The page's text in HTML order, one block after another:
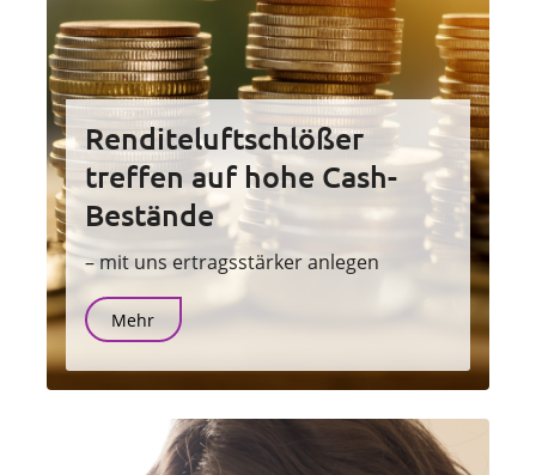
Renditeluftschlößer
treffen auf hohe Cash-
Bestände
– mit uns ertragsstärker anlegen
Mehr